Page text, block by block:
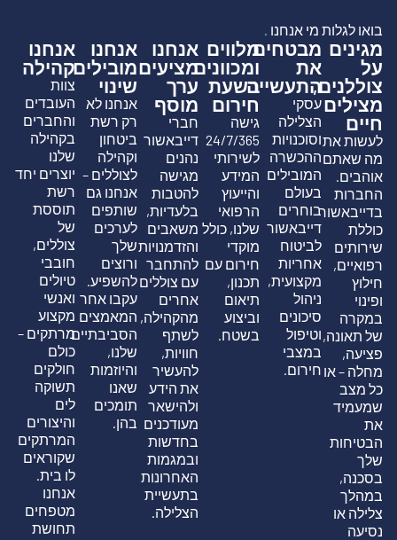
בואו לגלות מי אנחנו.
מגינים
על
צוללנים,
מצילים
חיים
לעשות את
מה שאתם
אוהבים.
החברות
בדייבאשור
כוללת
שירותים
רפואיים,
חילוץ
ופינוי
במקרה
של תאונה,
פציעה,
מחלה – או
כל מצב
שמעמיד
את
הבטיחות
שלך
בסכנה,
במהלך
צלילה או
נסיעה
מבטחים
את
התעשייה
עסקי
הצלילה
וסוכנויות
ההכשרה
המובילים
בעולם
בוחרים
דייבאשור
לביטוח
אחריות
מקצועית,
ניהול
סיכונים
וטיפול
במצבי
חירום.
מלווים
ומכוונים
בשעת
חירום
גישה
24/7/365
לשירותי
המידע
והייעוץ
הרפואי
שלנו, כולל
מוקדי
חירום עם
תכנון,
תיאום
וביצוע
בשטח.
אנחנו
מציעים
ערך
מוסף
חברי
דייבאשור
נהנים
מגישה
להטבות
בלעדיות,
משאבים
והזדמנויות
להתחבר
עם צוללים
אחרים
מהקהילה,
לשתף
חוויות,
להעשיר
את הידע
ולהישאר
מעודכנים
בחדשות
ובמגמות
האחרונות
בתעשיית
הצלילה.
אנחנו
מובילים
שינוי
אנחנו לא
רק רשת
ביטחון
וקהילה
לצוללים –
אנחנו גם
שותפים
לערכים
שלך
ורוצים
להשפיע.
עקבו אחר
המאמצים
הסביבתיים
שלנו,
והיוזמות
שאנו
תומכים
בהן.
אנחנו
קהילה
צוות
העובדים
והחברים
בקהילה
שלנו
יוצרים יחד
רשת
תוססת
של
צוללים,
חובבי
טיולים
ואנשי
מקצוע
מרתקים –
כולם
חולקים
תשוקה
לים
והיצורים
המרתקים
שקוראים
לו בית.
אנחנו
מטפחים
תחושת